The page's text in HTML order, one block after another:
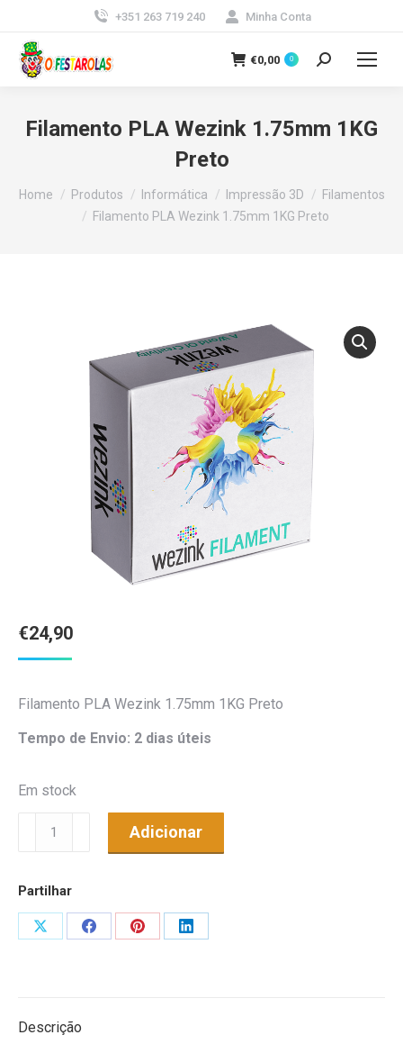
+351 263 719 240 Minha Conta
€0,00 0 Search:
Filamento PLA Wezink 1.75mm 1KG
Preto
You are here:
Home Produtos Informática Impressão 3D
Filamentos
Filamento PLA Wezink 1.75mm 1KG Preto
€24,90
Filamento PLA Wezink 1.75mm 1KG Preto
Tempo de Envio: 2 dias úteis
Em stock
Quantidade
PLA
Wezink
Adicionar
Partilhar
Share
Share
Share
Share
Descrição